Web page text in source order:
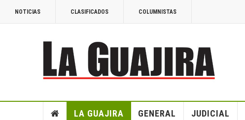
NOTICIAS CLASIFICADOS COLUMNISTAS
LA GUAJIRA GENERAL JUDICIAL